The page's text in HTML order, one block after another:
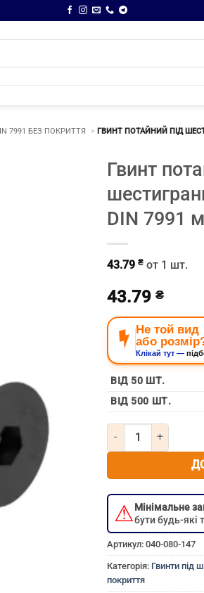
7991 БЕЗ ПОКРИТТЯ ГВИНТ ПОТАЙНИЙ ПІД
Гвинт
DIN 7991
43.79 ₴ от 1 шт.
43.79 ₴
Не той вид
або
Клікай тут —
ВІД 50 ШТ.
ВІД 500 ШТ.
Кількість Гвинт
⚠Мінімальне
бути будь-які
Артикул: 040-080-147
Категорія: Гвинти під
покриття